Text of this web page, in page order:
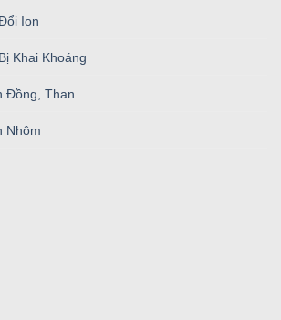
Ion
Khai Khoáng
Đồng, Than
Nhôm